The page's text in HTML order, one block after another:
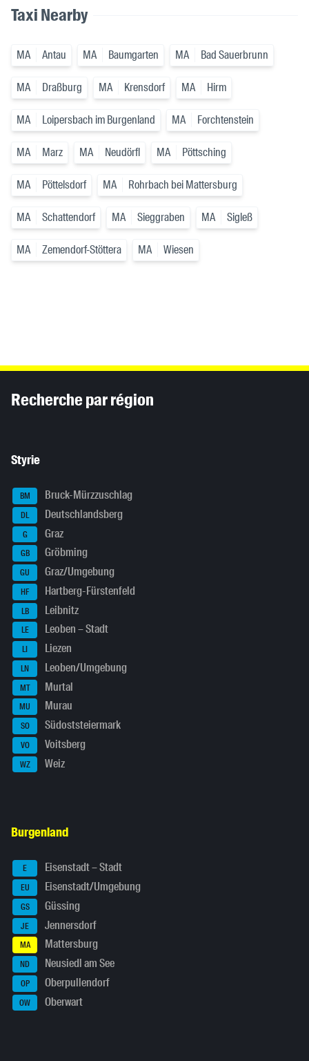
Taxi Nearby
MA Antau MA Baumgarten MA Bad Sauerbrunn
MA Draßburg MA Krensdorf MA Hirm
MA Loipersbach im Burgenland MA Forchtenstein
MA Marz MA Neudörfl MA Pöttsching
MA Pöttelsdorf MA Rohrbach bei Mattersburg
MA Schattendorf MA Sieggraben MA Sigleß
MA Zemendorf-Stöttera MA Wiesen
Recherche par région
Styrie
BM Bruck-Mürzzuschlag
DL Deutschlandsberg
G Graz
GB Gröbming
GU Graz/Umgebung
HF Hartberg-Fürstenfeld
LB Leibnitz
LE Leoben – Stadt
LI Liezen
LN Leoben/Umgebung
MT Murtal
MU Murau
SO Südoststeiermark
VO Voitsberg
WZ Weiz
Burgenland
E Eisenstadt – Stadt
EU Eisenstadt/Umgebung
GS Güssing
JE Jennersdorf
MA Mattersburg
ND Neusiedl am See
OP Oberpullendorf
OW Oberwart